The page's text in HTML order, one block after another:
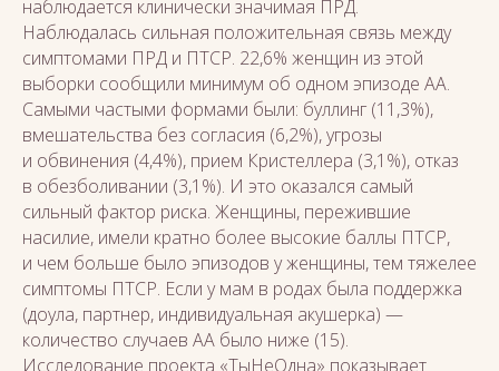
наблюдается клинически значимая ПРД.
Наблюдалась сильная положительная связь между
симптомами ПРД и ПТСР. 22,6% женщин из этой
выборки сообщили минимум об одном эпизоде АА.
Самыми частыми формами были: буллинг (11,3%),
вмешательства без согласия (6,2%), угрозы
и обвинения (4,4%), прием Кристеллера (3,1%), отказ
в обезболивании (3,1%). И это оказался самый
сильный фактор риска. Женщины, пережившие
насилие, имели кратно более высокие баллы ПТСР,
и чем больше было эпизодов у женщины, тем тяжелее
симптомы ПТСР. Если у мам в родах была поддержка
(доула, партнер, индивидуальная акушерка) —
количество случаев АА было ниже (15).
Исследование проекта «ТыНеОдна» показывает